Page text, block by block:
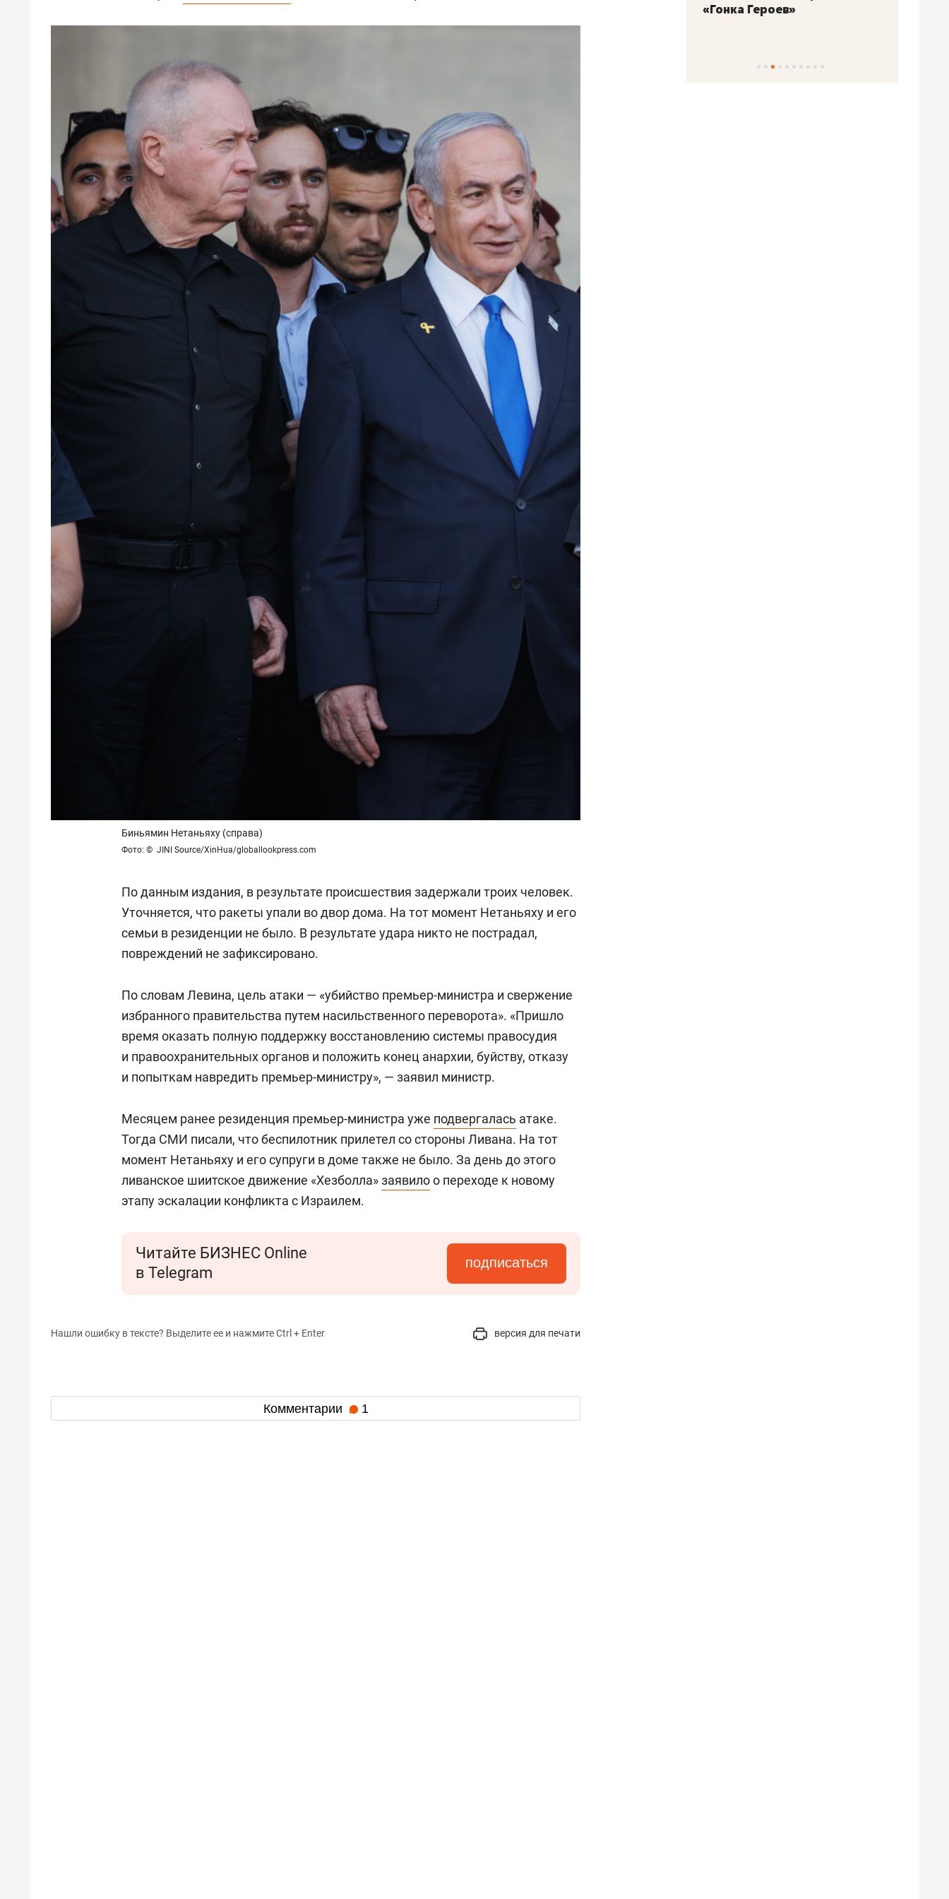
Биньямин Нетаньяху (справа)
Фото: © JINI Source/XinHua/globallookpress.com
По данным издания, в результате происшествия задержали троих человек.
Уточняется, что ракеты упали во двор дома. На тот момент Нетаньяху и его
семьи в резиденции не было. В результате удара никто не пострадал,
повреждений не зафиксировано.
По словам Левина, цель атаки — «убийство премьер-министра и свержение
избранного правительства путем насильственного переворота». «Пришло
время оказать полную поддержку восстановлению системы правосудия
и правоохранительных органов и положить конец анархии, буйству, отказу
и попыткам навредить премьер-министру», — заявил министр.
Месяцем ранее резиденция премьер-министра уже подвергалась атаке.
Тогда СМИ писали, что беспилотник прилетел со стороны Ливана. На тот
момент Нетаньяху и его супруги в доме также не было. За день до этого
ливанское шиитское движение «Хезболла»заявилоо переходе к новому
этапу эскалации конфликта с Израилем.
Читайте БИЗНЕС Online
в Telegram
подписаться
Нашли ошибку в тексте? Выделите ее и нажмите Ctrl + Enter версия для печати
Комментарии 1
антихрупких команд
«Гонка Героев»